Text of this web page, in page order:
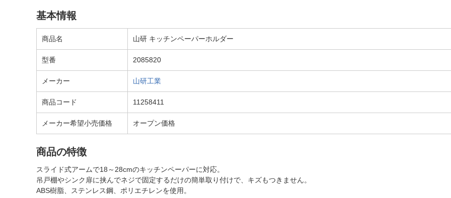
基本情報
商品名 山研 キッチンペーパーホルダー
型番 2085820
メーカー 山研工業
商品コード 11258411
メーカー希望小売価格 オープン価格
商品の特徴
スライド式アームで18～28cmのキッチンペーパーに対応。
吊戸棚やシンク扉に挟んでネジで固定するだけの簡単取り付けで、キズもつきません。
ABS樹脂、ステンレス鋼、ポリエチレンを使用。